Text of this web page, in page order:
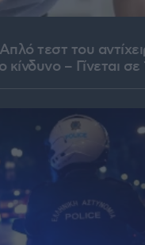
τεστ του
– Γίνεται σε